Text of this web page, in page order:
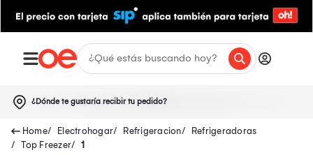
¿Dónde te gustaría recibir tu pedido?
Electrohogar Refrigeracion
Refrigeradoras
Top Freezer
1